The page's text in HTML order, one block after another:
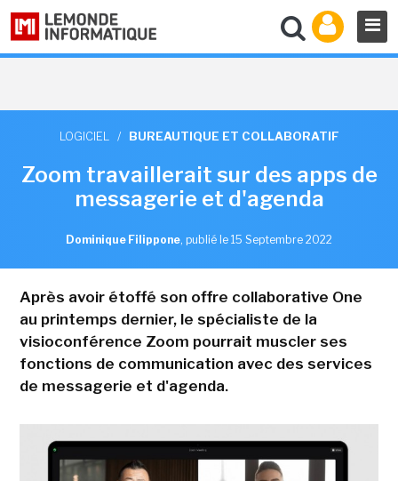
LOGICIEL / BUREAUTIQUE ET COLLABORATIF
Zoom travaillerait sur des apps de
messagerie et d'agenda
Dominique Filippone, publié le 15 Septembre 2022
Après avoir étoffé son offre collaborative One
au printemps dernier, le spécialiste de la
visioconférence Zoom pourrait muscler ses
fonctions de communication avec des services
de messagerie et d'agenda.